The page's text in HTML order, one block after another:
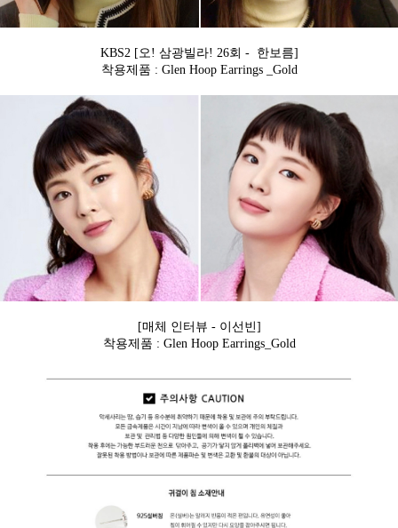
KBS2 [오! 삼광빌라! 26회 - 한보름]
착용제품 : Glen Hoop Earrings _Gold
[매체 인터뷰 - 이선빈]
착용제품 : Glen Hoop Earrings_Gold